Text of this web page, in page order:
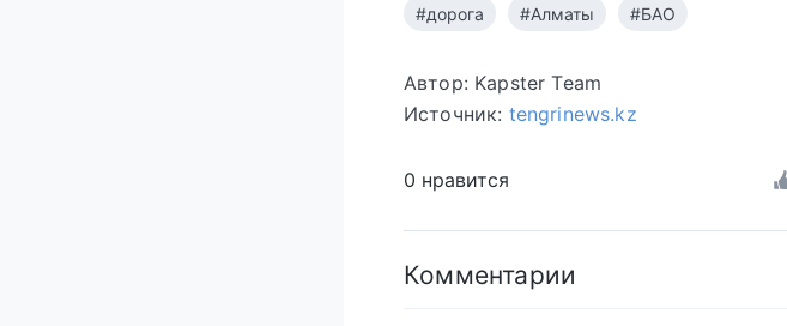
#дорога #Алматы #БАО
Автор: Kapster Team
Источник: tengrinews.kz
0 нравится
Комментарии